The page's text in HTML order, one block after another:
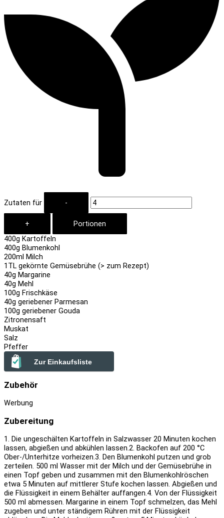
Zutaten für
400g Kartoffeln
400g Blumenkohl
200ml Milch
1 TL gekörnte Gemüsebrühe (> zum Rezept)
40g Margarine
40g Mehl
100g Frischkäse
40g geriebener Parmesan
100g geriebener Gouda
Zitronensaft
Muskat
Salz
Pfeffer
Zur Einkaufsliste
Zubehör
Werbung
Zubereitung
1. Die ungeschälten Kartoffeln in Salzwasser 20 Minuten kochen
lassen, abgießen und abkühlen lassen.2. Backofen auf 200 °C
Ober-/Unterhitze vorheizen.3. Den Blumenkohl putzen und grob
zerteilen. 500 ml Wasser mit der Milch und der Gemüsebrühe in
einen Topf geben und zusammen mit den Blumenkohlröschen
etwa 5 Minuten auf mittlerer Stufe kochen lassen. Abgießen und
die Flüssigkeit in einem Behälter auffangen.4. Von der Flüssigkeit
500 ml abmessen. Margarine in einem Topf schmelzen, das Mehl
zugeben und unter ständigem Rühren mit der Flüssigkeit